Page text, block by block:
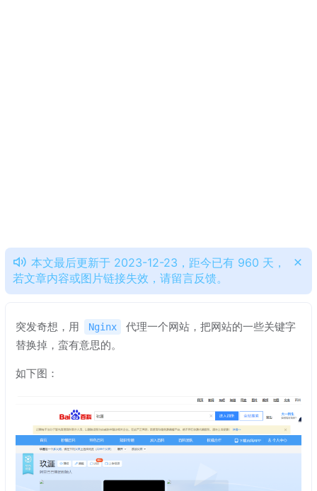
本文最后更新于 2023-12-23，距今已有 960 天，
若文章内容或图片链接失效，请留言反馈。
突发奇想，用 Nginx
代理一个网站，把网站的一些关键字
替换掉，蛮有意思的。
如下图：